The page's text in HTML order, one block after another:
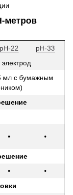
метров
pH-22
pH-33
мл с бумажным
• •
•
•